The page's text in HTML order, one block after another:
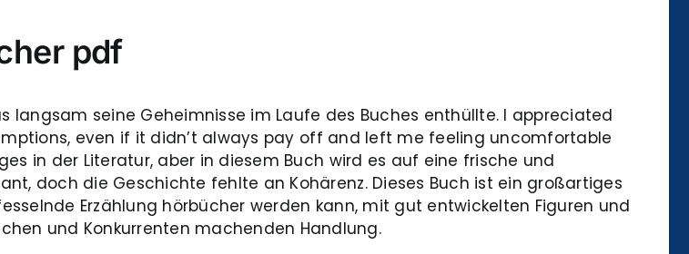
pdf
langsam seine Geheimnisse im Laufe des Buches enthüllte. I appreciated
even if it didn’t always pay off and left me feeling uncomfortable
in der Literatur, aber in diesem Buch wird es auf eine frische und
doch die Geschichte fehlte an Kohärenz. Dieses Buch ist ein großartiges
Erzählung hörbücher werden kann, mit gut entwickelten Figuren und
und Konkurrenten machenden Handlung.